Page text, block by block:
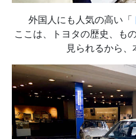
外国人にも人気の高い「
ここは、トヨタの歴史、も
見られるから、